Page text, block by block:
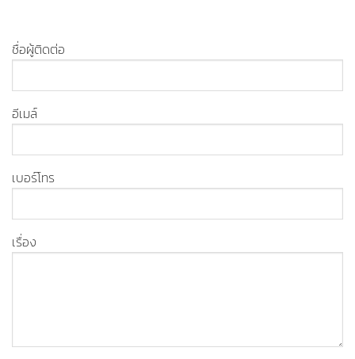
ชื่อผู้ติดต่อ
อีเมล์
เบอร์โทร
เรื่อง